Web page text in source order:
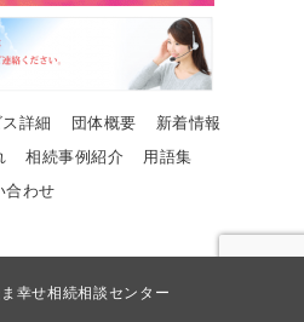
詳細 団体概要
新着情報
相続事例紹介
用語集
合わせ
幸せ相続相談センター